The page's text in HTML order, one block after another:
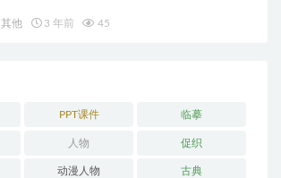
其他 3 年前 45
PPT课件 临摹
人物 促织
动漫人物 古典